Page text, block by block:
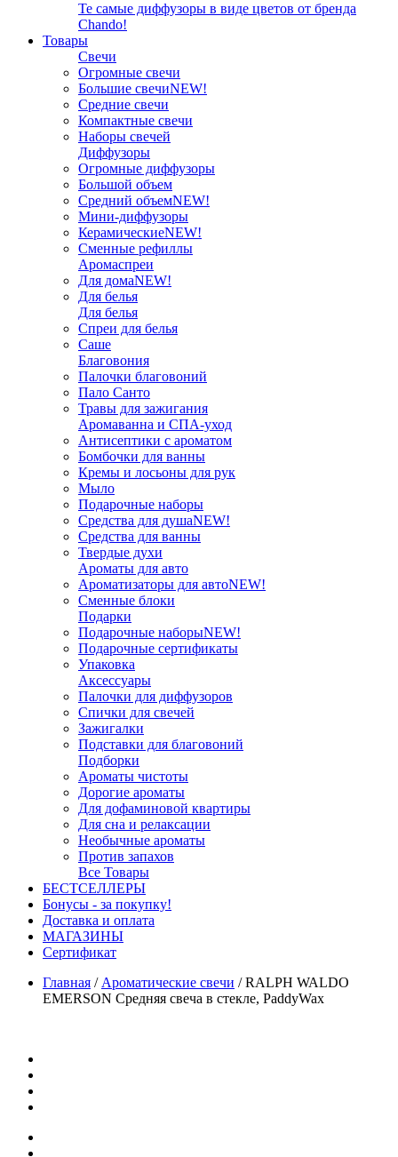
Те самые диффузоры в виде цветов от бренда
Chando!
Товары
Свечи
Огромные свечи
Большие свечиNEW!
Средние свечи
Компактные свечи
Наборы свечей
Диффузоры
Огромные диффузоры
Большой объем
Средний объемNEW!
Мини-диффузоры
КерамическиеNEW!
Сменные рефиллы
Аромаспреи
Для домаNEW!
Для белья
Для белья
Спреи для белья
Саше
Благовония
Палочки благовоний
Пало Санто
Травы для зажигания
Аромаванна и СПА-уход
Антисептики с ароматом
Бомбочки для ванны
Кремы и лосьоны для рук
Мыло
Подарочные наборы
Средства для душаNEW!
Средства для ванны
Твердые духи
Ароматы для авто
Ароматизаторы для автоNEW!
Сменные блоки
Подарки
Подарочные наборыNEW!
Подарочные сертификаты
Упаковка
Аксессуары
Палочки для диффузоров
Спички для свечей
Зажигалки
Подставки для благовоний
Подборки
Ароматы чистоты
Дорогие ароматы
Для дофаминовой квартиры
Для сна и релаксации
Необычные ароматы
Против запахов
Все Товары
БЕСТСЕЛЛЕРЫ
Бонусы - за покупку!
Доставка и оплата
МАГАЗИНЫ
Cертификат
Главная / Ароматические свечи /RALPH WALDO
EMERSON Средняя свеча в стекле, PaddyWax